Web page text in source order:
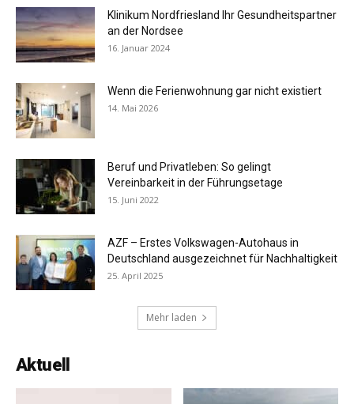
Klinikum Nordfriesland Ihr Gesundheitspartner
an der Nordsee
16. Januar 2024
Wenn die Ferienwohnung gar nicht existiert
14. Mai 2026
Beruf und Privatleben: So gelingt
Vereinbarkeit in der Führungsetage
15. Juni 2022
AZF – Erstes Volkswagen-Autohaus in
Deutschland ausgezeichnet für Nachhaltigkeit
25. April 2025
Mehr laden
Aktuell